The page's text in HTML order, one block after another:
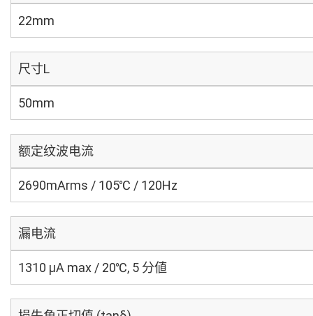
22mm
尺寸L
50mm
额定纹波电流
2690mArms / 105℃ / 120Hz
漏电流
1310 μA max / 20℃, 5 分値